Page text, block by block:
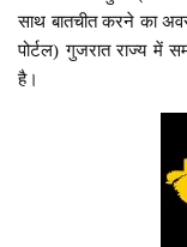
साथ बातचीत करने का
पोर्टल) गुजरात राज्य में
है।